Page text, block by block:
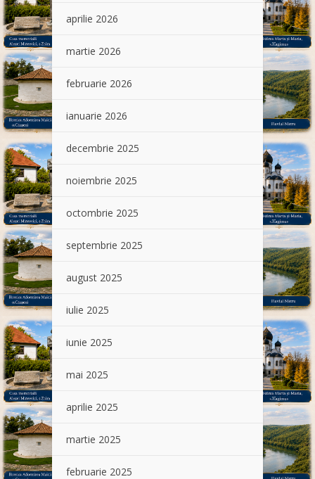
aprilie 2026
martie 2026
februarie 2026
ianuarie 2026
decembrie 2025
noiembrie 2025
octombrie 2025
septembrie 2025
august 2025
iulie 2025
iunie 2025
mai 2025
aprilie 2025
martie 2025
februarie 2025